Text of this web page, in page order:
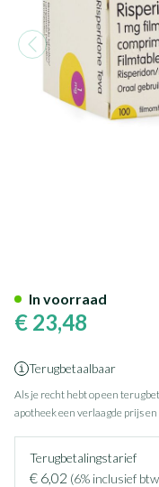
€ 23,48
Terugbetaalbaar
Als je recht hebt op een
apotheek een verlaagde prijs
Terugbetalingstarief
€ 6,02 (6% inclusief
In voorraad